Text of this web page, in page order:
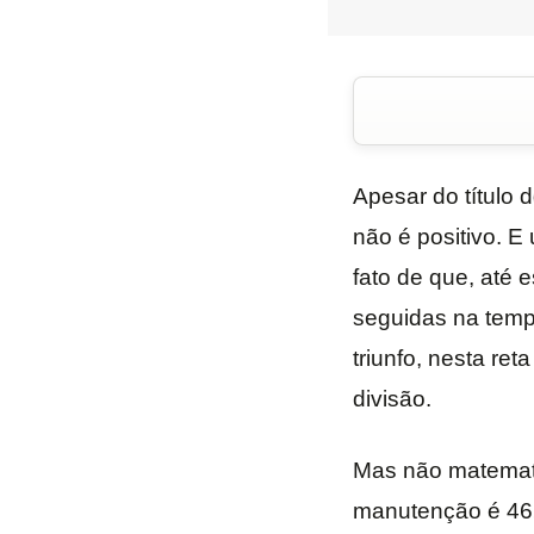
Apesar do título
não é positivo. E
fato de que, até
seguidas na
triunfo, nesta
divisão.
Mas não
manutenção é